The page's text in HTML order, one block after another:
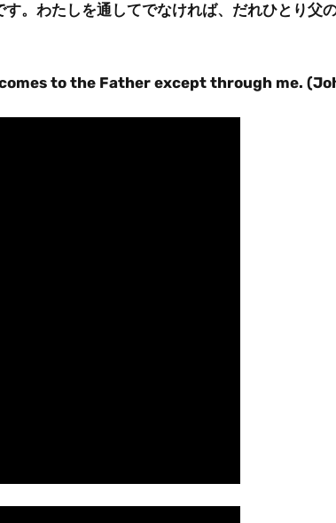
。わたしを通してでなければ、だれひとり父
to the Father except through me.